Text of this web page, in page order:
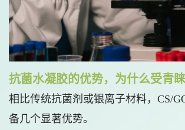
抗菌水凝胶的优势，为什么受青睐
相比传统抗菌剂或银离子材料，CS/
备几个显著优势。